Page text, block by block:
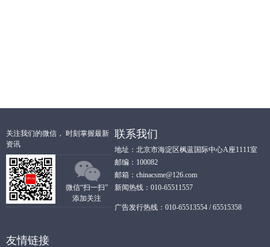
关注我们的微信， 时刻掌握最新
资讯
微信“扫一扫”
添加关注
联系我们
地址：北京市海淀区枫蓝国际中心A座1111室
邮编：100082
邮箱：chinacsme@126.com
新闻热线：010-65511557
广告发行热线：010-65513554 / 65515358
友情链接